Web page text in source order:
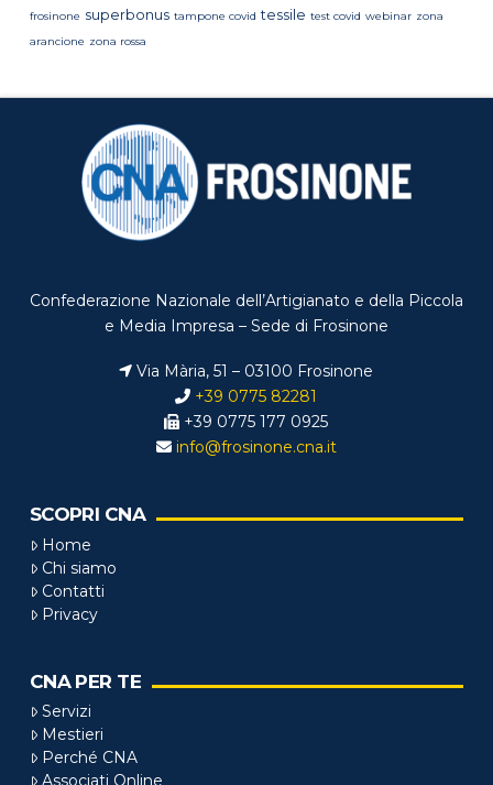
frosinone superbonus tampone covid tessile test covid webinar zona
arancione zona rossa
Confederazione Nazionale dell’Artigianato e della Piccola
e Media Impresa – Sede di Frosinone
Via Mària, 51 – 03100 Frosinone
+39 0775 82281
+39 0775 177 0925
info@frosinone.cna.it
SCOPRI CNA
Home
Chi siamo
Contatti
Privacy
CNA PER TE
Servizi
Mestieri
Perché CNA
Associati Online